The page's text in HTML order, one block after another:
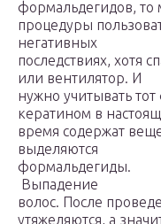
формальдегидов, то
процедуры
негативных
последствиях, хотя
или вентилятор. И
нужно учитывать тот
кератином в
время содержат
выделяются
формальдегиды.
Выпадение
волос. После
утяжеляются, а